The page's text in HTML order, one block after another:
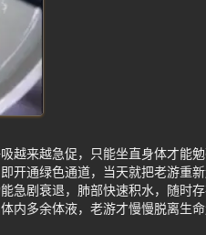
越来越急促，只能坐直身体才能
开通绿色通道，当天就把老游重新
急剧衰退，肺部快速积水，随时
内多余体液，老游才慢慢脱离生